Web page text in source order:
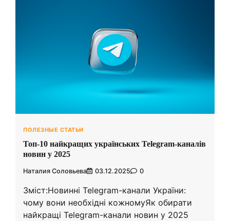
ПОЛЕЗНЫЕ СТАТЬИ
Топ-10 найкращих українських Telegram-каналів
новин у 2025
Наталия Соловьева 03.12.2025 0
Зміст:Новинні Telegram-канали України:
чому вони необхідні кожномуЯк обирати
найкращі Telegram-канали новин у 2025